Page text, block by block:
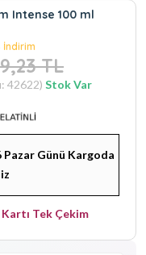
Intense 100 ml
İndirim
TL
42622) Stok Var
Pazar Günü Kargoda
Tek Çekim